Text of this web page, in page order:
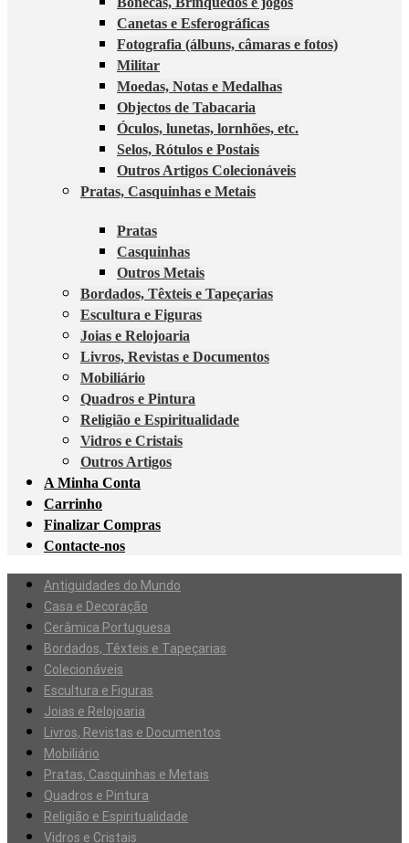
Canetas e Esferográficas
Fotografia (álbuns, câmaras e fotos)
Militar
Moedas, Notas e Medalhas
Objectos de Tabacaria
Óculos, lunetas, lornhões, etc.
Selos, Rótulos e Postais
Outros Artigos Colecionáveis
Pratas, Casquinhas e Metais
Pratas
Casquinhas
Outros Metais
Bordados, Têxteis e Tapeçarias
Escultura e Figuras
Joias e Relojoaria
Livros, Revistas e Documentos
Mobiliário
Quadros e Pintura
Religião e Espiritualidade
Vidros e Cristais
Outros Artigos
A Minha Conta
Carrinho
Finalizar Compras
Contacte-nos
Antiguidades do Mundo
Casa e Decoração
Cerâmica Portuguesa
Bordados, Têxteis e Tapeçarias
Colecionáveis
Escultura e Figuras
Joias e Relojoaria
Livros, Revistas e Documentos
Mobiliário
Pratas, Casquinhas e Metais
Quadros e Pintura
Religião e Espiritualidade
Vidros e Cristais